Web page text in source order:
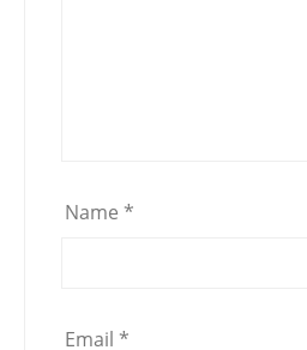
Name *
Email *